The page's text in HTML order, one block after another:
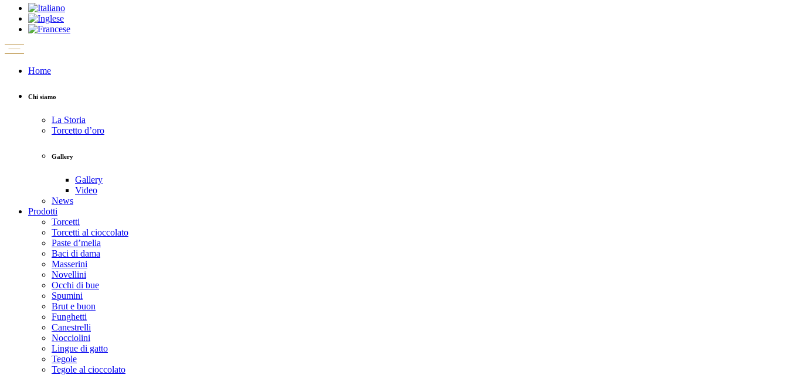
Home
Chi siamo
La Storia
Torcetto d’oro
Gallery
Gallery
Video
News
Prodotti
Torcetti
Torcetti al cioccolato
Paste d’melia
Baci di dama
Masserini
Novellini
Occhi di bue
Spumini
Brut e buon
Funghetti
Canestrelli
Nocciolini
Lingue di gatto
Tegole
Tegole al cioccolato